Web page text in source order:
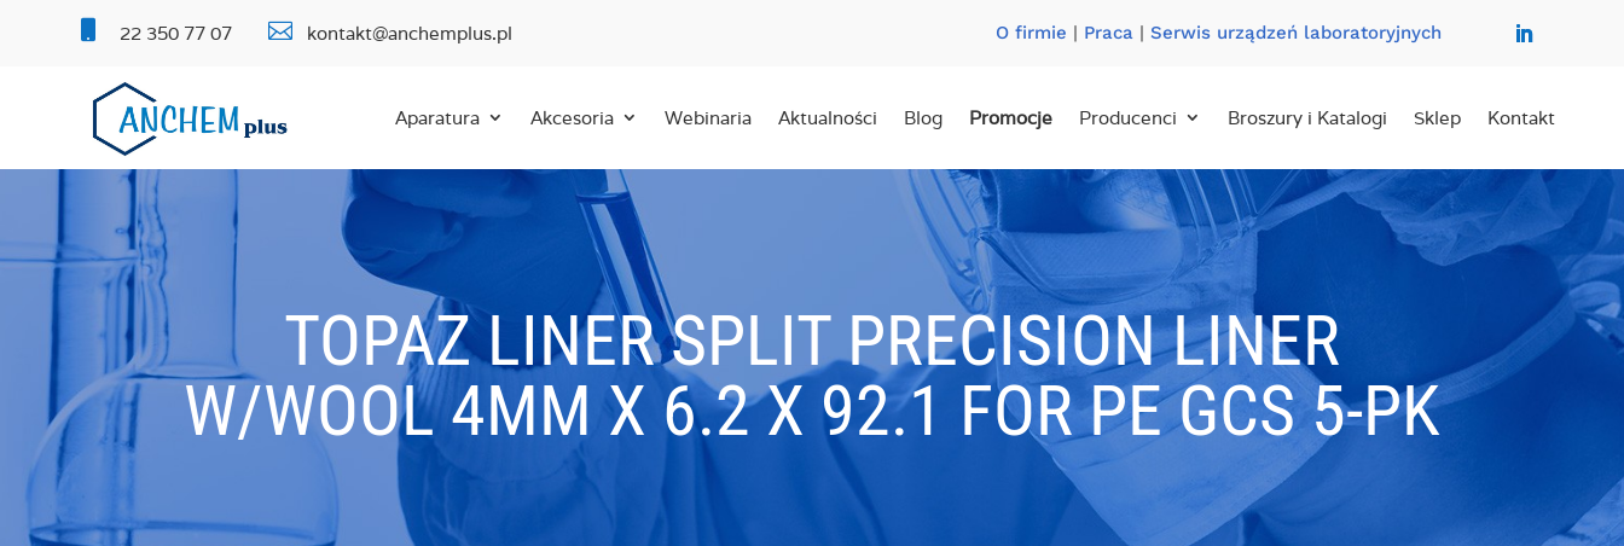
22 350 77 07  kontakt@anchemplus.pl O firmie | Praca| Serwis urządzeń laboratoryjnych
Aparatura Akcesoria Webinaria Aktualności Blog Promocje Producenci Broszury i Katalogi Sklep Kontakt
TOPAZ LINER SPLIT PRECISION LINER
W/WOOL 4MM X 6.2 X 92.1 FOR PE GCS 5-PK